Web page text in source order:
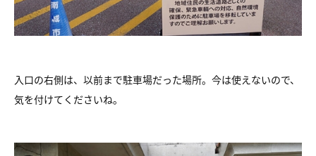
入口の右側は、以前まで駐車場だった場所。今は使えないので、
気を付けてくださいね。